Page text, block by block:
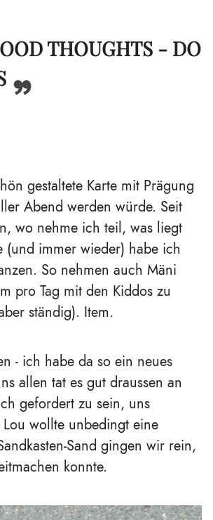
THOUGHTS - DO
gestaltete Karte mit Prägung
Abend werden würde. Seit
wo nehme ich teil, was liegt
(und immer wieder) habe ich
So nehmen auch Mäni
pro Tag mit den Kiddos zu
ständig). Item.
- ich habe da so ein neues
allen tat es gut draussen an
gefordert zu sein, uns
wollte unbedingt eine
Sand gingen wir rein,
konnte.